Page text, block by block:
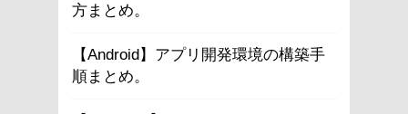
方まとめ。
【Android】アプリ開発環境の構築手
順まとめ。